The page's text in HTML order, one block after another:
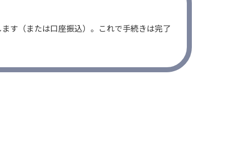
す（または口座振込）。これで手続きは完了